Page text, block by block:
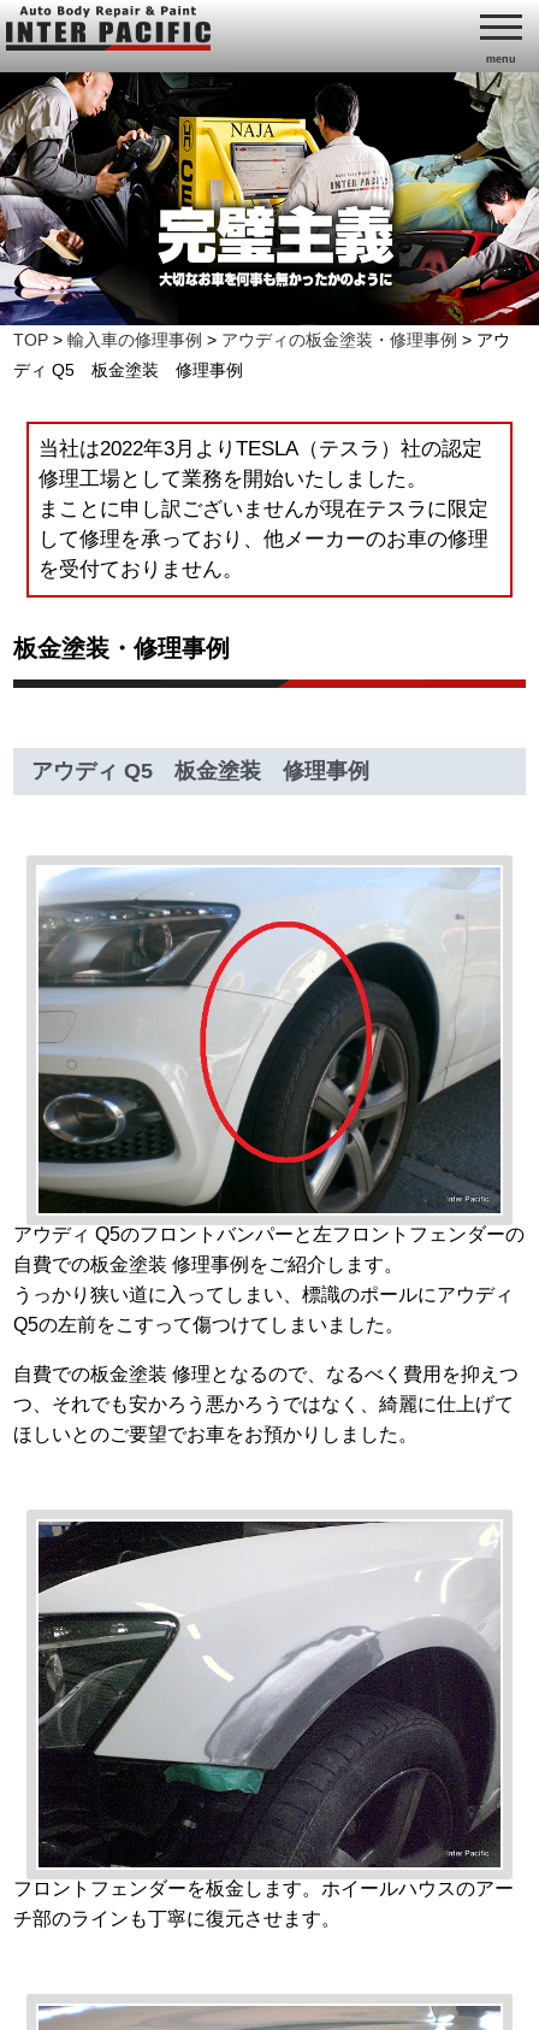
menu
TOP >輸入車の修理事例 > アウディの板金塗装・修理事例 > アウ
ディ Q5 板金塗装 修理事例
当社は2022年3月よりTESLA（テスラ）社の認定
修理工場として業務を開始いたしました。
まことに申し訳ございませんが現在テスラに限定
して修理を承っており、他メーカーのお車の修理
を受付ておりません。
板金塗装・修理事例
アウディ Q5 板金塗装 修理事例
アウディ Q5のフロントバンパーと左フロントフェンダーの
自費での板金塗装 修理事例をご紹介します。
うっかり狭い道に入ってしまい、標識のポールにアウディ
Q5の左前をこすって傷つけてしまいました。
自費での板金塗装 修理となるので、なるべく費用を抑えつ
つ、それでも安かろう悪かろうではなく、綺麗に仕上げて
ほしいとのご要望でお車をお預かりしました。
フロントフェンダーを板金します。ホイールハウスのアー
チ部のラインも丁寧に復元させます。